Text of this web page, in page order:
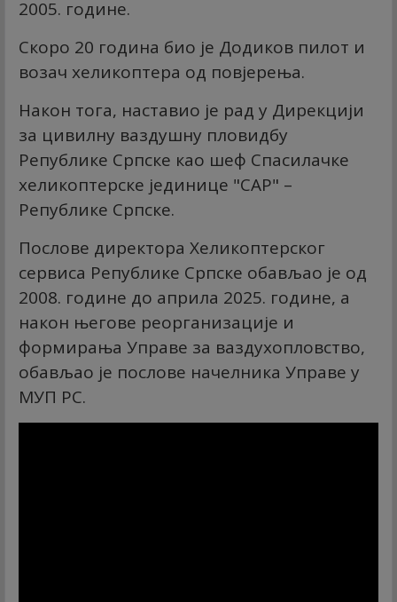
2005. године.
Скоро 20 година био је Додиков пилот и
возач хеликоптера од повјерења.
Након тога, наставио је рад у Дирекцији
за цивилну ваздушну пловидбу
Републике Српске као шеф Спасилачке
хеликоптерске јединице "САР" –
Републике Српске.
Послове директора Хеликоптерског
сервиса Републике Српске обављао је од
2008. године до априла 2025. године, а
након његове реорганизације и
формирања Управе за ваздухопловство,
обављао је послове начелника Управе у
МУП РС.